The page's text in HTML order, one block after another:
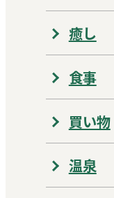
癒し
食事
買い物
温泉